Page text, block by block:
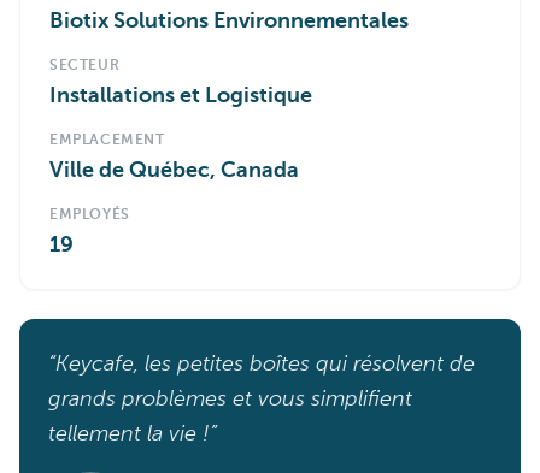
Biotix Solutions Environnementales
SECTEUR
Installations et Logistique
EMPLACEMENT
Ville de Québec, Canada
EMPLOYÉS
19
“Keycafe, les petites boîtes qui résolvent de
grands problèmes et vous simplifient
tellement la vie !”